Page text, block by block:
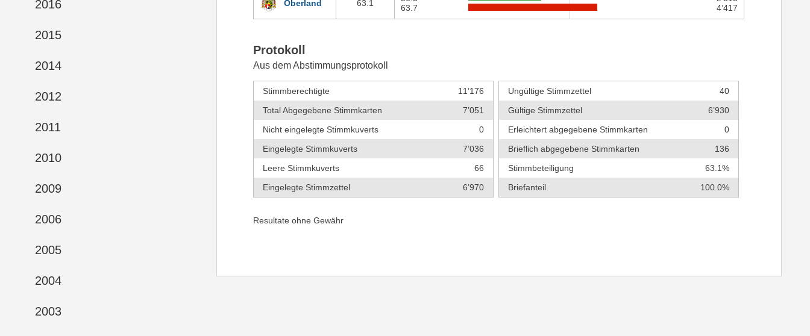
2016
2015
2014
2012
2011
2010
2009
2006
2005
2004
2003
Oberland 63.1
63.7
4’417
Protokoll
Aus dem Abstimmungsprotokoll
Stimmberechtigte
11’176
Total Abgegebene Stimmkarten
7’051
Nicht eingelegte Stimmkuverts
0
Eingelegte Stimmkuverts
7’036
Leere Stimmkuverts
66
Eingelegte Stimmzettel
6’970
Ungültige Stimmzettel
40
Gültige Stimmzettel
6’930
Erleichtert abgegebene Stimmkarten
0
Brieflich abgegebene Stimmkarten
136
Stimmbeteiligung
63.1%
Briefanteil
100.0%
Resultate ohne Gewähr